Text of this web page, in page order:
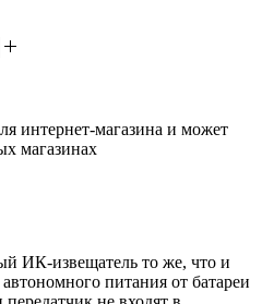
интернет-магазина и может
магазинах
ИК-извещатель то же, что и
питания от батареи